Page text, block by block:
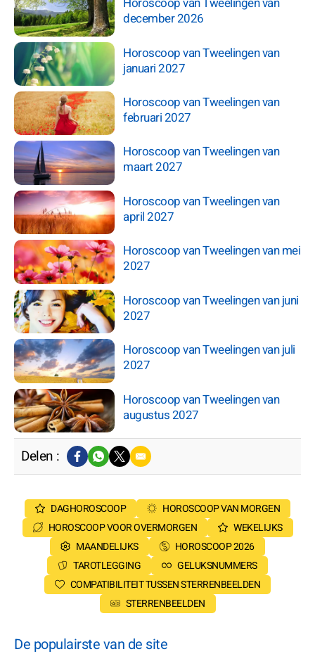
december 2026
Horoscoop van Tweelingen van
januari 2027
Horoscoop van Tweelingen van
februari 2027
Horoscoop van Tweelingen van
maart 2027
Horoscoop van Tweelingen van
april 2027
Horoscoop van Tweelingen van mei
2027
Horoscoop van Tweelingen van juni
2027
Horoscoop van Tweelingen van juli
2027
Horoscoop van Tweelingen van
augustus 2027
Delen :
DAGHOROSCOOP
HOROSCOOP VAN MORGEN
HOROSCOOP VOOR OVERMORGEN
WEKELIJKS
MAANDELIJKS
HOROSCOOP 2026
TAROTLEGGING
GELUKSNUMMERS
COMPATIBILITEIT TUSSEN STERRENBEELDEN
STERRENBEELDEN
De populairste van de site